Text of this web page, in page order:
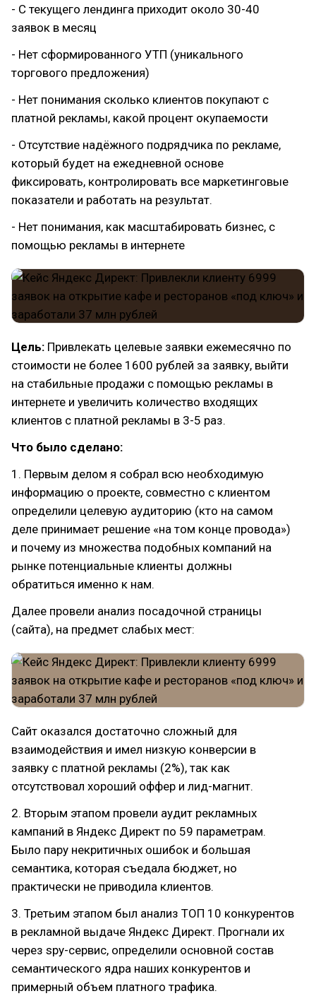
- С текущего лендинга приходит около 30-40
заявок в месяц
- Нет сформированного УТП (уникального
торгового предложения)
- Нет понимания сколько клиентов покупают с
платной рекламы, какой процент окупаемости
- Отсутствие надёжного подрядчика по рекламе,
который будет на ежедневной основе
фиксировать, контролировать все маркетинговые
показатели и работать на результат.
- Нет понимания, как масштабировать бизнес, с
помощью рекламы в интернете
Цель: Привлекать целевые заявки ежемесячно по
стоимости не более 1600 рублей за заявку, выйти
на стабильные продажи с помощью рекламы в
интернете и увеличить количество входящих
клиентов с платной рекламы в 3-5 раз.
Что было сделано:
1. Первым делом я собрал всю необходимую
информацию о проекте, совместно с клиентом
определили целевую аудиторию (кто на самом
деле принимает решение «на том конце провода»)
и почему из множества подобных компаний на
рынке потенциальные клиенты должны
обратиться именно к нам.
Далее провели анализ посадочной страницы
(сайта), на предмет слабых мест:
Сайт оказался достаточно сложный для
взаимодействия и имел низкую конверсии в
заявку с платной рекламы (2%), так как
отсутствовал хороший оффер и лид-магнит.
2. Вторым этапом провели аудит рекламных
кампаний в Яндекс Директ по 59 параметрам.
Было пару некритичных ошибок и большая
семантика, которая съедала бюджет, но
практически не приводила клиентов.
3. Третьим этапом был анализ ТОП 10 конкурентов
в рекламной выдаче Яндекс Директ. Прогнали их
через spy-сервис, определили основной состав
семантического ядра наших конкурентов и
примерный объем платного трафика.